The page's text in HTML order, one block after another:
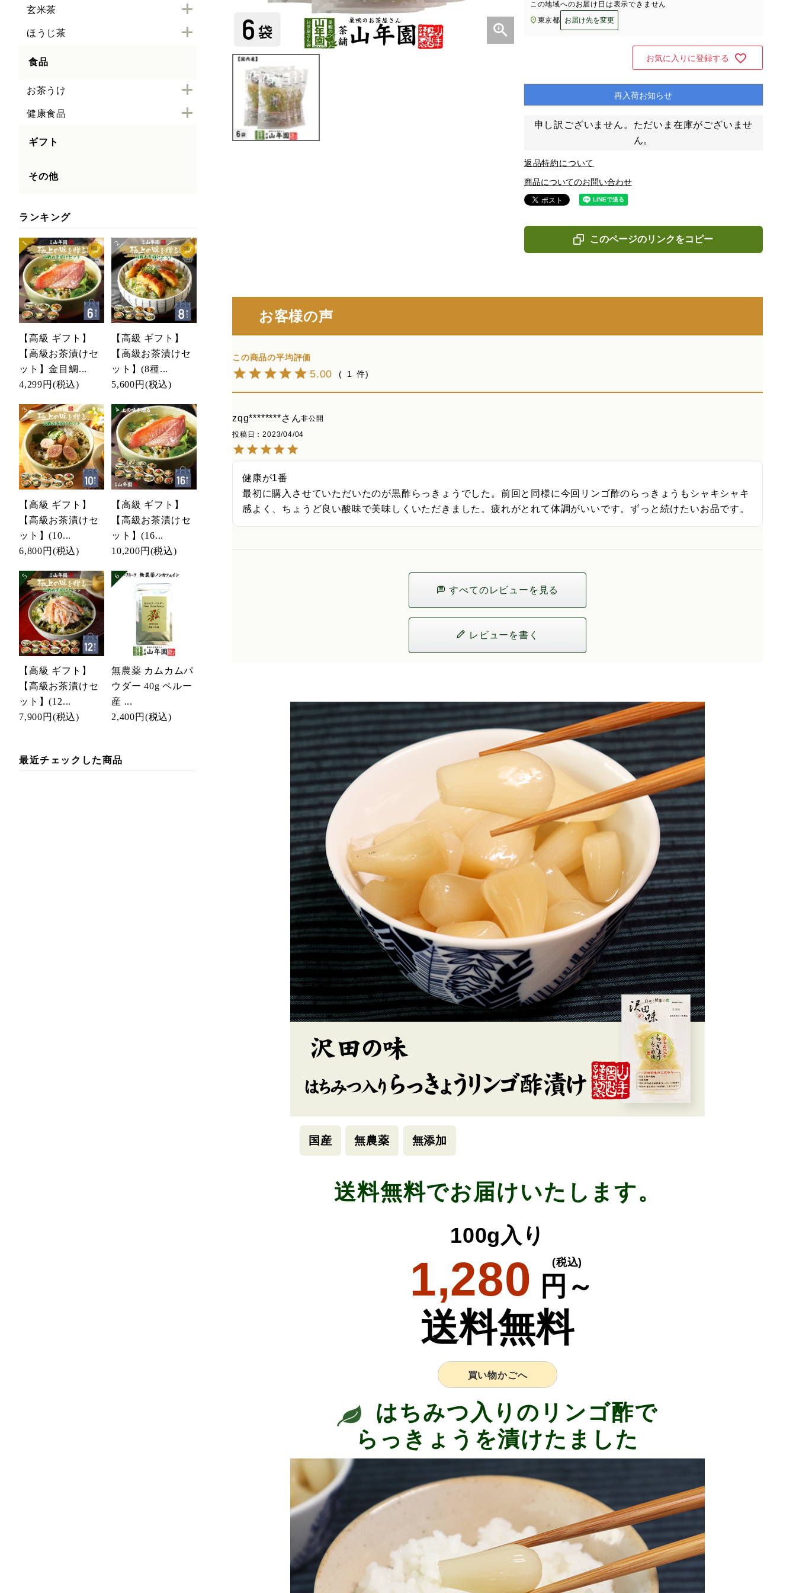
玄米茶
ほうじ茶
食品
お茶うけ
健康食品
ギフト
その他
ランキング
【高級 ギフト】
【高級お茶漬けセ
ット】金目鯛...
4,299円 (税込)
【高級 ギフト】
【高級お茶漬けセ
ット】(8種...
5,600円 (税込)
【高級 ギフト】
【高級お茶漬けセ
ット】(10...
6,800円 (税込)
【高級 ギフト】
【高級お茶漬けセ
ット】(16...
10,200円 (税込)
【高級 ギフト】
【高級お茶漬けセ
ット】(12...
7,900円 (税込)
無農薬 カムカムパ
ウダー 40g ペルー
産 ...
2,400円 (税込)
最近チェックした商品
この地域へのお届け日は表示できません
東京都
お届け先を変更
お気に入りに登録する
再入荷お知らせ
申し訳ございません。ただいま在庫がございませ
ん。
返品特約について
商品についてのお問い合わせ
このページのリンクをコピー
お客様の声
5.00 1
zqg********
非公開
投稿日
2023/04/04
健康が1番
最初に購入させていただいたのが黒酢らっきょうでした。前回と同様に今回リンゴ酢のらっきょうもシャキシャキ
感よく、ちょうど良い酸味で美味しくいただきました。疲れがとれて体調がいいです。ずっと続けたいお品です。
すべてのレビューを見る
レビューを書く
国産 無農薬 無添加
送料無料でお届けいたします。
100g入り
1,280 円～
(税込)
送料無料
買い物かごへ
はちみつ入りのリンゴ酢で
らっきょうを漬けたました